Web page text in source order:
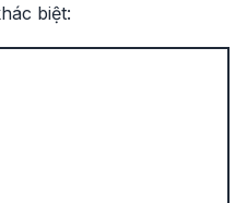
biệt: